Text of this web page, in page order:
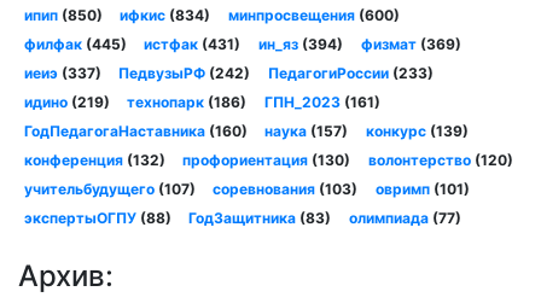
ипип(850) ифкис (834) минпросвещения(600)
филфак(445) истфак (431) ин_яз(394) физмат(369)
иеиэ(337) ПедвузыРФ (242) ПедагогиРоссии(233)
идино(219) технопарк (186) ГПН_2023(161)
ГодПедагогаНаставника(160) наука (157) конкурс(139)
конференция(132) профориентация (130) волонтерство(120)
учительбудущего(107) соревнования (103) овримп(101)
экспертыОГПУ(88) ГодЗащитника (83) олимпиада(77)
Архив: